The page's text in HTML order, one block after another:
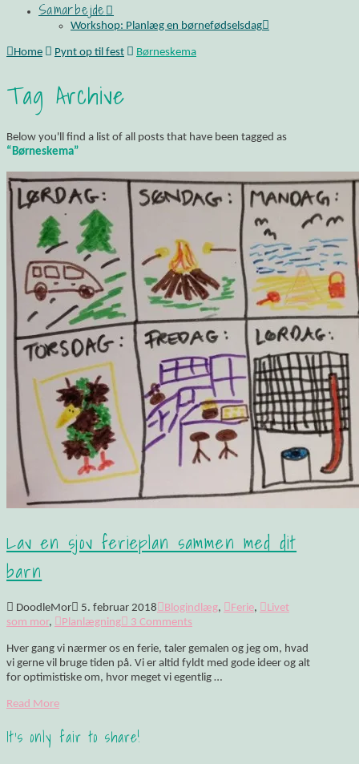
Samarbejde
Workshop: Planlæg en børnefødselsdag
Home Pynt op til fest Børneskema
Tag Archive
Below you'll find a list of all posts that have been tagged as
“Børneskema”
Lav en sjov ferieplan sammen med dit
barn
DoodleMor 5. februar 2018 Blogindlæg, Ferie,
Livet
som mor, Planlægning 3 Comments
Hver gang vi nærmer os en ferie, taler gemalen og jeg om, hvad
vi gerne vil bruge tiden på. Vi er altid fyldt med gode ideer og alt
for optimistiske om, hvor meget vi egentlig …
Read More
It's only fair to share!